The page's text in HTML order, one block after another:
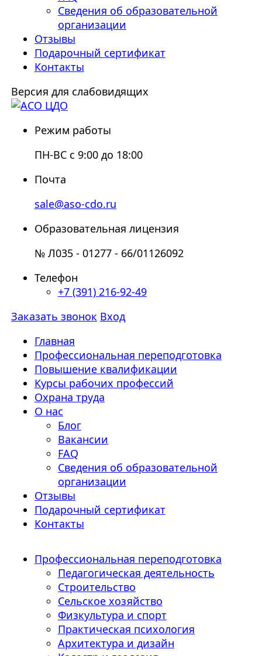
Сведения об образовательной
организации
Отзывы
Подарочный сертификат
Контакты
Версия для слабовидящих
Режим работы
ПН-ВС с 9:00 до 18:00
Почта
sale@aso-cdo.ru
Образовательная лицензия
№ Л035 - 01277 - 66/01126092
Телефон
+7 (391) 216-92-49
Заказать звонок Вход
Главная
Профессиональная переподготовка
Повышение квалификации
Курсы рабочих профессий
Охрана труда
О нас
Блог
Вакансии
FAQ
Сведения об образовательной
организации
Отзывы
Подарочный сертификат
Контакты
Профессиональная переподготовка
Педагогическая деятельность
Строительство
Сельское хозяйство
Физкультура и спорт
Практическая психология
Архитектура и дизайн